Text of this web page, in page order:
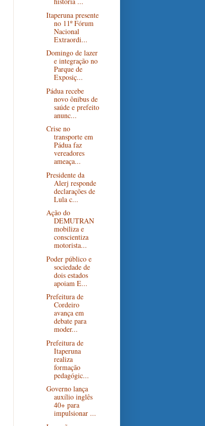
Itaperuna presente
no 11º Fórum
Nacional
Extraordi...
Domingo de lazer
e integração no
Parque de
Exposiç...
Pádua recebe
novo ônibus de
saúde e prefeito
anunc...
Crise no
transporte em
Pádua faz
vereadores
ameaça...
Presidente da
Alerj responde
declarações de
Lula c...
Ação do
DEMUTRAN
mobiliza e
conscientiza
motorista...
Poder público e
sociedade de
dois estados
apoiam E...
Prefeitura de
Cordeiro
avança em
debate para
moder...
Prefeitura de
Itaperuna
realiza
formação
pedagógic...
Governo lança
auxílio inglês
40+ para
impulsionar ...